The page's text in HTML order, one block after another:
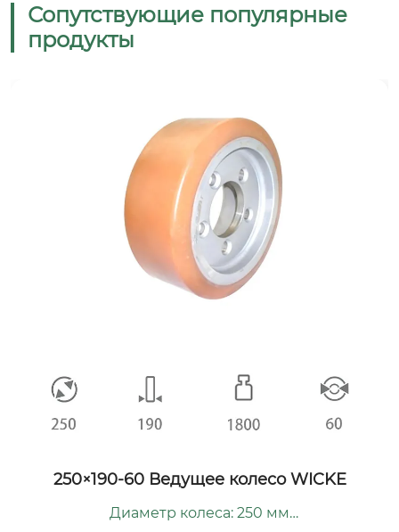
Сопутствующие популярные
продукты
125×60-20Ролик тележки JUNGHEINRICH
Диаметр колеса: 125 мм